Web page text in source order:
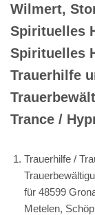
Wilmert,
Spirituelles
Spirituelles
Trauerhilfe
Trance /
Trauerhilfe /
für 48599
Metelen,